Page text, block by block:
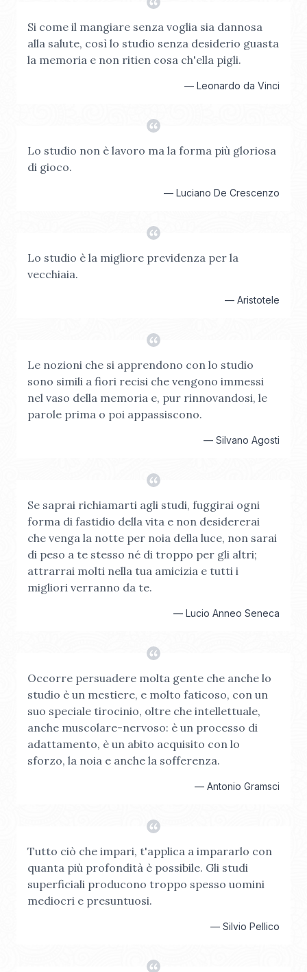
Si come il mangiare senza voglia sia dannosa
alla salute, così lo studio senza desiderio guasta
la memoria e non ritien cosa ch'ella pigli.
— Leonardo da Vinci
Lo studio non è lavoro ma la forma più gloriosa
di gioco.
— Luciano De Crescenzo
Lo studio è la migliore previdenza per la
vecchiaia.
— Aristotele
Le nozioni che si apprendono con lo studio
sono simili a fiori recisi che vengono immessi
nel vaso della memoria e, pur rinnovandosi, le
parole prima o poi appassiscono.
— Silvano Agosti
Se saprai richiamarti agli studi, fuggirai ogni
forma di fastidio della vita e non desidererai
che venga la notte per noia della luce, non sarai
di peso a te stesso né di troppo per gli altri;
attrarrai molti nella tua amicizia e tutti i
migliori verranno da te.
— Lucio Anneo Seneca
Occorre persuadere molta gente che anche lo
studio è un mestiere, e molto faticoso, con un
suo speciale tirocinio, oltre che intellettuale,
anche muscolare-nervoso: è un processo di
adattamento, è un abito acquisito con lo
sforzo, la noia e anche la sofferenza.
— Antonio Gramsci
Tutto ciò che impari, t'applica a impararlo con
quanta più profondità è possibile. Gli studi
superficiali producono troppo spesso uomini
mediocri e presuntuosi.
— Silvio Pellico